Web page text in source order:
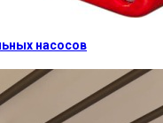
насосов